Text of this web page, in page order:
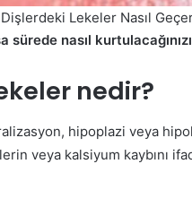
Dişlerdeki Lekeler Nasıl
nasıl
nedir?
hipoplazi veya
veya kalsiyum kaybını